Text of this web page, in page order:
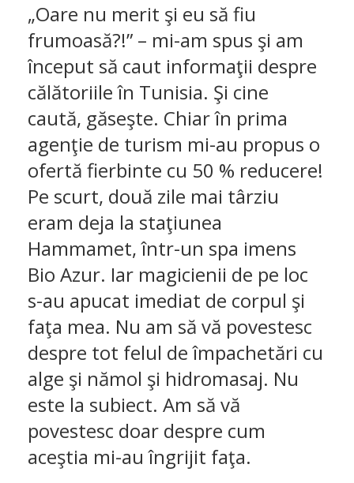
„Oare nu merit şi eu să fiu
frumoasă?!” – mi-am spus şi am
început să caut informaţii despre
călătoriile în Tunisia. Şi cine
caută, găseşte. Chiar în prima
agenţie de turism mi-au propus o
ofertă fierbinte cu 50 % reducere!
Pe scurt, două zile mai târziu
eram deja la staţiunea
Hammamet, într-un spa imens
Bio Azur. Iar magicienii de pe loc
s-au apucat imediat de corpul şi
faţa mea. Nu am să vă povestesc
despre tot felul de împachetări cu
alge şi nămol şi hidromasaj. Nu
este la subiect. Am să vă
povestesc doar despre cum
aceştia mi-au îngrijit faţa.